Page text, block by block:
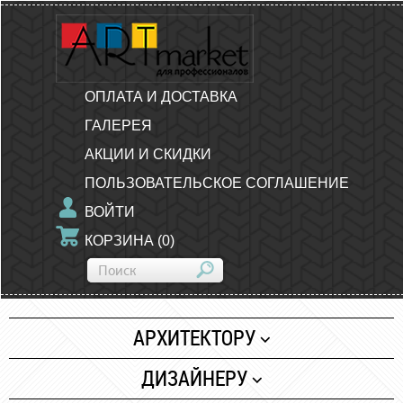
ОПЛАТА И ДОСТАВКА
ГАЛЕРЕЯ
АКЦИИ И СКИДКИ
ПОЛЬЗОВАТЕЛЬСКОЕ СОГЛАШЕНИЕ
ВОЙТИ
КОРЗИНА (0)
АРХИТЕКТОРУ
Бумага
ДИЗАЙНЕРУ